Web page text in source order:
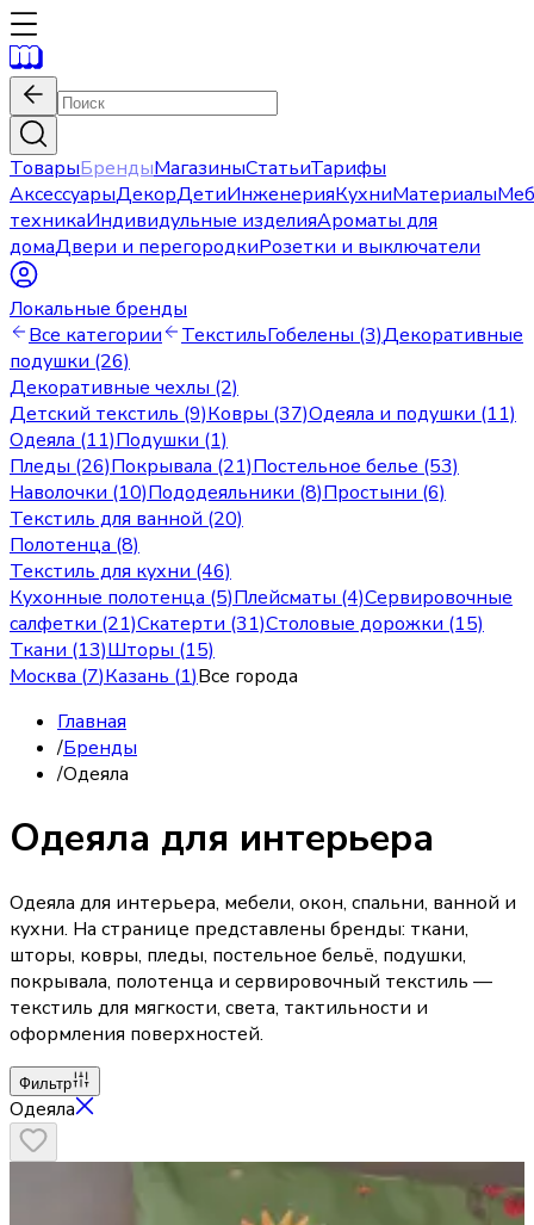
ТоварыБрендыМагазиныСтатьиТарифы
АксессуарыДекорДетиИнженерияКухниМатериалы
техникаИндивидульные изделияАроматы для
домаДвери и перегородкиРозетки и выключатели
Локальные бренды
Все категории
ТекстильГобелены (3)Декоративные
подушки (26)
Декоративные чехлы (2)
Детский текстиль (9)Ковры (37)Одеяла и подушки (11)
Одеяла (11)Подушки (1)
Пледы (26)Покрывала (21)Постельное белье (53)
Наволочки (10)Пододеяльники (8)Простыни (6)
Текстиль для ванной (20)
Полотенца (8)
Текстиль для кухни (46)
Кухонные полотенца (5)Плейсматы (4)Сервировочные
салфетки (21)Скатерти (31)Столовые дорожки (15)
Ткани (13)Шторы (15)
Москва (7)Казань (1)Все города
Главная
/Бренды
/Одеяла
Одеяла для интерьера
Одеяла для интерьера, мебели, окон, спальни, ванной и
кухни. На странице представлены бренды: ткани,
шторы, ковры, пледы, постельное бельё, подушки,
покрывала, полотенца и сервировочный текстиль —
текстиль для мягкости, света, тактильности и
оформления поверхностей.
Фильтр
Одеяла